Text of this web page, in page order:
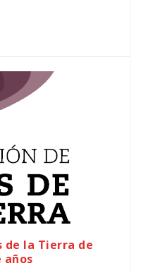
de la Tierra de
años